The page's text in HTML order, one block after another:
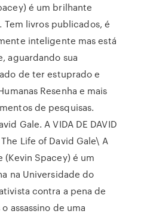
é um brilhante
Tem livros publicados, é
inteligente mas está
aguardando sua
de ter estuprado e
Resenha e mais
de pesquisas.
Gale. A VIDA DE DAVID
The Life of David Gale\ A
(Kevin Spacey) é um
na Universidade do
contra a pena de
assassino de uma